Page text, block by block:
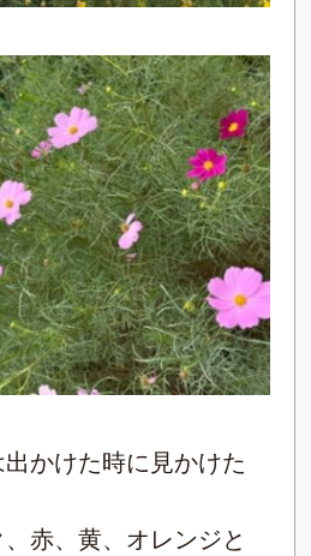
かけた時に見かけた
赤、黄、オレンジと